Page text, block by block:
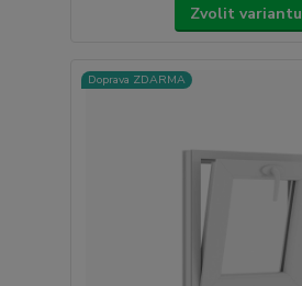
Zvolit variantu
Doprava ZDARMA